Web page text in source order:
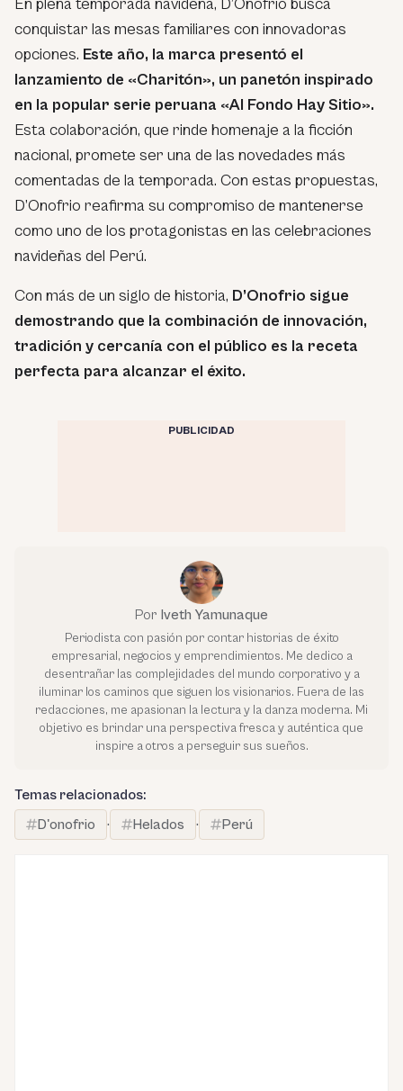
En plena temporada navideña, D’Onofrio busca
conquistar las mesas familiares con innovadoras
opciones. Este año, la marca presentó el
lanzamiento de «Charitón», un panetón inspirado
en la popular serie peruana «Al Fondo Hay Sitio».
Esta colaboración, que rinde homenaje a la ficción
nacional, promete ser una de las novedades más
comentadas de la temporada. Con estas propuestas,
D’Onofrio reafirma su compromiso de mantenerse
como uno de los protagonistas en las celebraciones
navideñas del Perú.
Con más de un siglo de historia, D’Onofrio sigue
demostrando que la combinación de innovación,
tradición y cercanía con el público es la receta
perfecta para alcanzar el éxito.
PUBLICIDAD
Por Iveth Yamunaque
Periodista con pasión por contar historias de éxito
empresarial, negocios y emprendimientos. Me dedico a
desentrañar las complejidades del mundo corporativo y a
iluminar los caminos que siguen los visionarios. Fuera de las
redacciones, me apasionan la lectura y la danza moderna. Mi
objetivo es brindar una perspectiva fresca y auténtica que
inspire a otros a perseguir sus sueños.
Temas relacionados:
D'onofrio
· Helados · Perú